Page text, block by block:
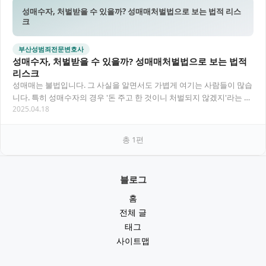
성매수자, 처벌받을 수 있을까? 성매매처벌법으로 보는 법적 리스
크
부산성범죄전문변호사
성매수자, 처벌받을 수 있을까? 성매매처벌법으로 보는 법적
리스크
성매매는 불법입니다. 그 사실을 알면서도 가볍게 여기는 사람들이 많습
니다. 특히 성매수자의 경우 '돈 주고 한 것이니 처벌되지 않겠지'라는 잘
못된 인식이 만연한데요. 성매수 행위는…
2025.04.18
총 1편
블로그
홈
전체 글
태그
사이트맵